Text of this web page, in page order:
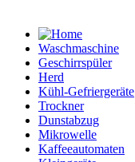
Waschmaschine
Geschirrspüler
Herd
Kühl-Gefriergeräte
Trockner
Dunstabzug
Mikrowelle
Kaffeeautomaten